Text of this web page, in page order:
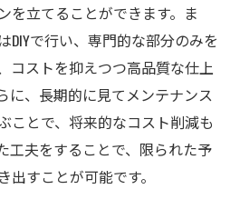
を立てることができます。ま
DIYで行い、専門的な部分のみを
コストを抑えつつ高品質な仕上
に、長期的に見てメンテナンス
ことで、将来的なコスト削減も
工夫をすることで、限られた予
すことが可能です。